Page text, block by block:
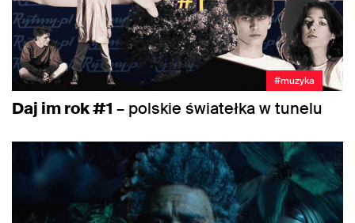
#muzyka
Daj im rok #1 – polskie światełka w tunelu